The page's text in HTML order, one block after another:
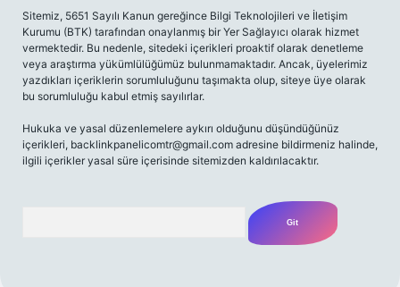
Sitemiz, 5651 Sayılı Kanun gereğince Bilgi Teknolojileri ve İletişim
Kurumu (BTK) tarafından onaylanmış bir Yer Sağlayıcı olarak hizmet
vermektedir. Bu nedenle, sitedeki içerikleri proaktif olarak denetleme
veya araştırma yükümlülüğümüz bulunmamaktadır. Ancak, üyelerimiz
yazdıkları içeriklerin sorumluluğunu taşımakta olup, siteye üye olarak
bu sorumluluğu kabul etmiş sayılırlar.
Hukuka ve yasal düzenlemelere aykırı olduğunu düşündüğünüz
içerikleri, backlinkpanelicomtr@gmail.com adresine bildirmeniz halinde,
ilgili içerikler yasal süre içerisinde sitemizden kaldırılacaktır.